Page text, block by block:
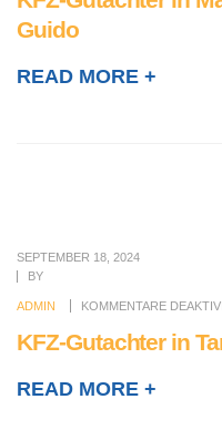
Guido
READ MORE +
SEPTEMBER 18, 2024
BY
ADMIN KOMMENTARE
KFZ-Gutachter in
READ MORE +